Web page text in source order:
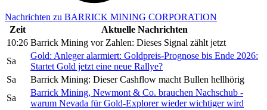
Nachrichten zu BARRICK MINING CORPORATION
Zeit
Aktuelle Nachrichten
10:26 Barrick Mining vor Zahlen: Dieses Signal zählt jetzt
Sa
Gold: Anleger alarmiert: Goldpreis-Prognose bis Ende 2026:
Startet Gold jetzt eine neue Rallye?
Sa
Barrick Mining: Dieser Cashflow macht Bullen hellhörig
Sa
Barrick Mining, Newmont & Co. brauchen Nachschub -
warum Nevada für Gold-Explorer wieder wichtiger wird